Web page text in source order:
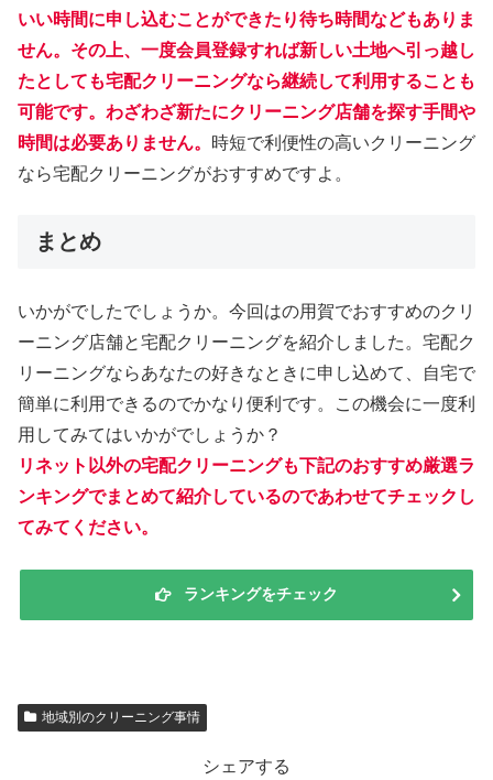
いい時間に申し込むことができたり待ち時間などもありま
せん。その上、一度会員登録すれば新しい土地へ引っ越し
たとしても宅配クリーニングなら継続して利用することも
可能です。わざわざ新たにクリーニング店舗を探す手間や
時間は必要ありません。 時短で利便性の高いクリーニング
なら宅配クリーニングがおすすめですよ。
まとめ
いかがでしたでしょうか。今回はの用賀でおすすめのクリ
ーニング店舗と宅配クリーニングを紹介しました。宅配ク
リーニングならあなたの好きなときに申し込めて、自宅で
簡単に利用できるのでかなり便利です。この機会に一度利
用してみてはいかがでしょうか？
リネット以外の宅配クリーニングも下記のおすすめ厳選ラ
ンキングでまとめて紹介しているのであわせてチェックし
てみてください。
ランキングをチェック
地域別のクリーニング事情
シェアする